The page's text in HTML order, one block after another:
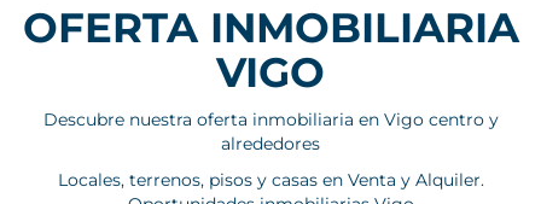
OFERTA INMOBILIARIA
VIGO
Descubre nuestra oferta inmobiliaria en Vigo centro y
alrededores
Locales, terrenos, pisos y casas en Venta y Alquiler.